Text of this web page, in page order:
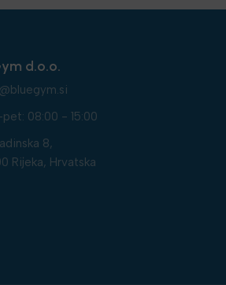
d.o.o.
pet: 08:00 - 15:00
8,
Rijeka, Hrvatska